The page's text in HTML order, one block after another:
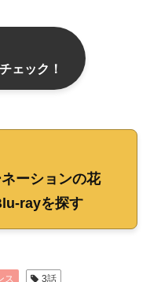
ェック！
ーションの花
rayを探す
ス
3話